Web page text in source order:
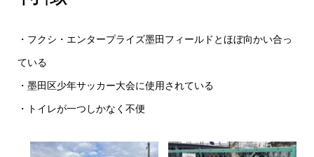
・フクシ・エンタープライズ墨田フィールドとほぼ向かい合っ
ている
・墨田区少年サッカー大会に使用されている
・トイレが一つしかなく不便